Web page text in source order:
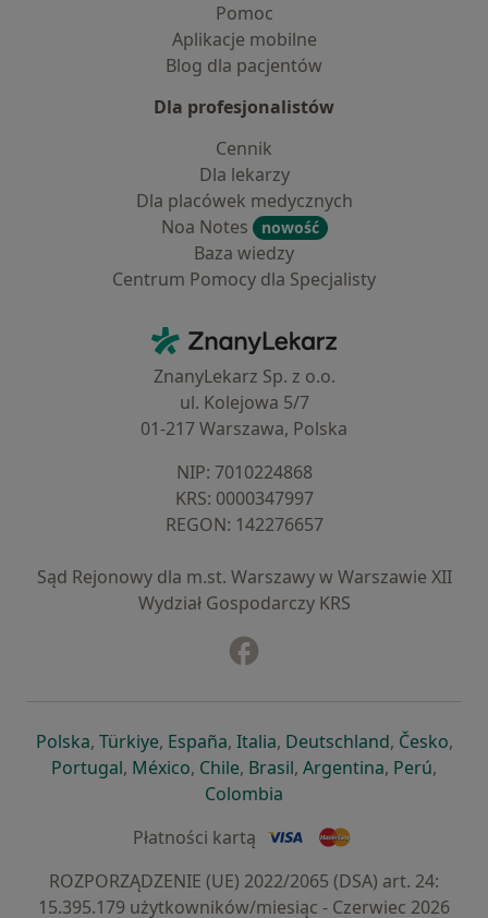
Pomoc
Aplikacje mobilne
Blog dla pacjentów
Dla profesjonalistów
Cennik
Dla lekarzy
Dla placówek medycznych
Noa Notes
nowość
Baza wiedzy
Centrum Pomocy dla Specjalisty
ZnanyLekarz - Strona główna
ZnanyLekarz Sp. z o.o.
ul. Kolejowa 5/7
01-217 Warszawa, Polska
NIP: ⁠7010224868
KRS: ⁠0000347997
REGON: ⁠142276657
Sąd Rejonowy dla m.st. Warszawy w Warszawie XII
Wydział Gospodarczy KRS
Polskaotwiera się w nowej karcie
, Türkiyeotwiera się w nowej karcie
, Españaotwiera się w nowej karcie
, Italiaotwiera się w nowej
, Deutschlandotwiera się
, Česko,
Portugalotwiera się w nowej karcie
, Méxicootwiera się w nowej karcie
, Chileotwiera się w nowej karcie
, Brasilotwiera się w nowej
, Argentinaotwiera się
, Perú,
Colombia
Płatności kartą
ROZPORZĄDZENIE (UE) 2022/2065 (DSA) art. 24:
15.395.179 użytkowników/miesiąc - Czerwiec 2026